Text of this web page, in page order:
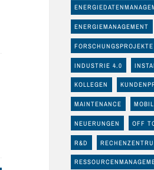
ENERGIEMANAGEMENT
FORSCHUNGSPROJEKTE
INDUSTRIE 4.0
KOLLEGEN
MAINTENANCE
NEUERUNGEN OFF
R&D